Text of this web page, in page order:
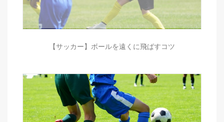
【サッカー】ボールを遠くに飛ばすコツ